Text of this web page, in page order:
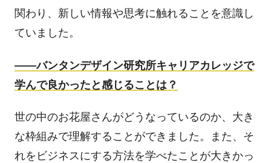
関わり、新しい情報や思考に触れることを意識し
ていました。
――バンタンデザイン研究所キャリアカレッジで
学んで良かったと感じることは？
世の中のお花屋さんがどうなっているのか、大き
な枠組みで理解することができました。また、そ
れをビジネスにする方法を学べたことが大きかっ